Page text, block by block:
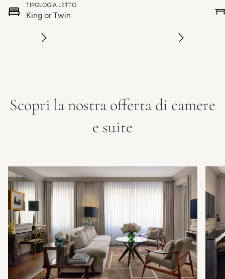
TIPOLOGIA LETTO
King or Twin
Scopri la nostra offerta di camere
e suite